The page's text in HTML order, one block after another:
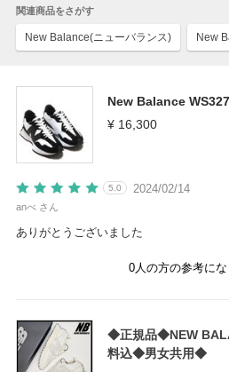
関連商品をさがす
New Balance(ニューバランス) New
New Balance
¥ 16,300
2024/02/14
5.0
anべ さん
ありがとうございました
0 人の方の参考に
◆正規品◆NEW
料込◆男女共用◆